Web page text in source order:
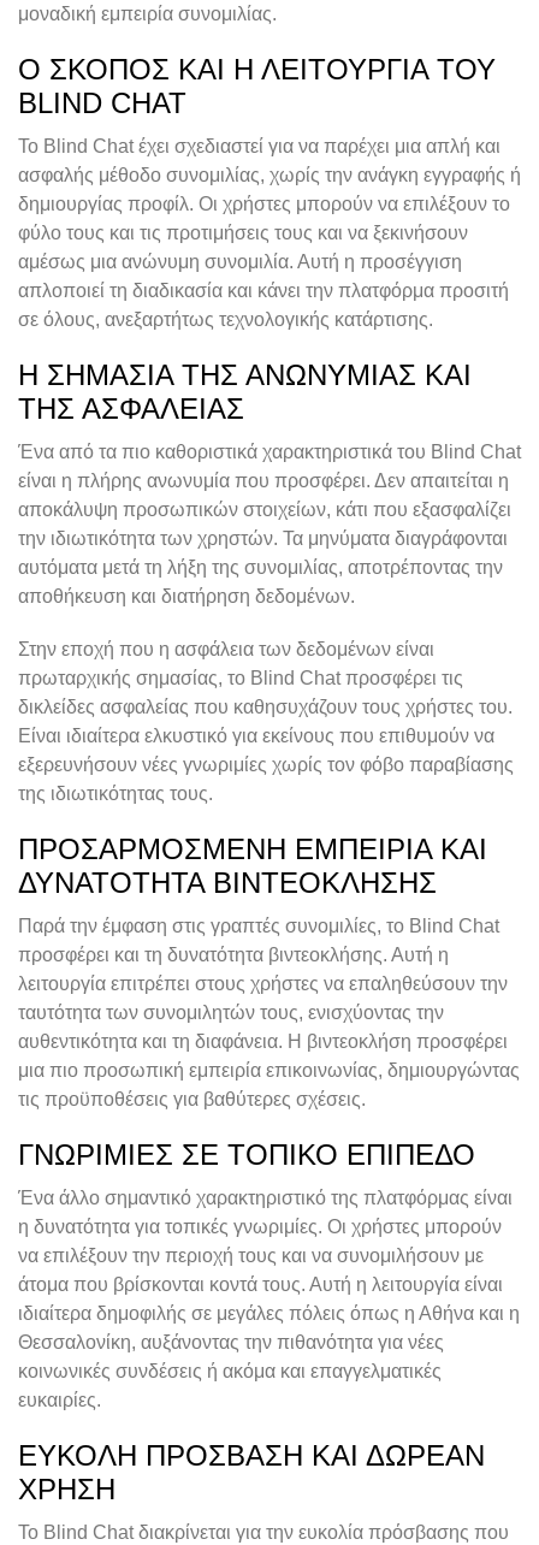
μοναδική εμπειρία συνομιλίας.
Ο ΣΚΟΠΌΣ ΚΑΙ Η ΛΕΙΤΟΥΡΓΊΑ ΤΟΥ
BLIND CHAT
Το Blind Chat έχει σχεδιαστεί για να παρέχει μια απλή και
ασφαλής μέθοδο συνομιλίας, χωρίς την ανάγκη εγγραφής ή
δημιουργίας προφίλ. Οι χρήστες μπορούν να επιλέξουν το
φύλο τους και τις προτιμήσεις τους και να ξεκινήσουν
αμέσως μια ανώνυμη συνομιλία. Αυτή η προσέγγιση
απλοποιεί τη διαδικασία και κάνει την πλατφόρμα προσιτή
σε όλους, ανεξαρτήτως τεχνολογικής κατάρτισης.
Η ΣΗΜΑΣΊΑ ΤΗΣ ΑΝΩΝΥΜΊΑΣ ΚΑΙ
ΤΗΣ ΑΣΦΆΛΕΙΑΣ
Ένα από τα πιο καθοριστικά χαρακτηριστικά του Blind Chat
είναι η πλήρης ανωνυμία που προσφέρει. Δεν απαιτείται η
αποκάλυψη προσωπικών στοιχείων, κάτι που εξασφαλίζει
την ιδιωτικότητα των χρηστών. Τα μηνύματα διαγράφονται
αυτόματα μετά τη λήξη της συνομιλίας, αποτρέποντας την
αποθήκευση και διατήρηση δεδομένων.
Στην εποχή που η ασφάλεια των δεδομένων είναι
πρωταρχικής σημασίας, το Blind Chat προσφέρει τις
δικλείδες ασφαλείας που καθησυχάζουν τους χρήστες του.
Είναι ιδιαίτερα ελκυστικό για εκείνους που επιθυμούν να
εξερευνήσουν νέες γνωριμίες χωρίς τον φόβο παραβίασης
της ιδιωτικότητας τους.
ΠΡΟΣΑΡΜΟΣΜΈΝΗ ΕΜΠΕΙΡΊΑ ΚΑΙ
ΔΥΝΑΤΌΤΗΤΑ ΒΙΝΤΕΟΚΛΉΣΗΣ
Παρά την έμφαση στις γραπτές συνομιλίες, το Blind Chat
προσφέρει και τη δυνατότητα βιντεοκλήσης. Αυτή η
λειτουργία επιτρέπει στους χρήστες να επαληθεύσουν την
ταυτότητα των συνομιλητών τους, ενισχύοντας την
αυθεντικότητα και τη διαφάνεια. Η βιντεοκλήση προσφέρει
μια πιο προσωπική εμπειρία επικοινωνίας, δημιουργώντας
τις προϋποθέσεις για βαθύτερες σχέσεις.
ΓΝΩΡΙΜΊΕΣ ΣΕ ΤΟΠΙΚΌ ΕΠΊΠΕΔΟ
Ένα άλλο σημαντικό χαρακτηριστικό της πλατφόρμας είναι
η δυνατότητα για τοπικές γνωριμίες. Οι χρήστες μπορούν
να επιλέξουν την περιοχή τους και να συνομιλήσουν με
άτομα που βρίσκονται κοντά τους. Αυτή η λειτουργία είναι
ιδιαίτερα δημοφιλής σε μεγάλες πόλεις όπως η Αθήνα και η
Θεσσαλονίκη, αυξάνοντας την πιθανότητα για νέες
κοινωνικές συνδέσεις ή ακόμα και επαγγελματικές
ευκαιρίες.
ΕΎΚΟΛΗ ΠΡΌΣΒΑΣΗ ΚΑΙ ΔΩΡΕΆΝ
ΧΡΉΣΗ
Το Blind Chat διακρίνεται για την ευκολία πρόσβασης που